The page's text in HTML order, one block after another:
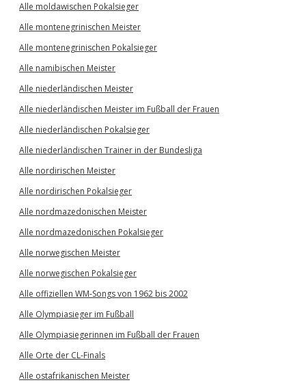
Alle moldawischen Pokalsieger
Alle montenegrinischen Meister
Alle montenegrinischen Pokalsieger
Alle namibischen Meister
Alle niederländischen Meister
Alle niederländischen Meister im Fußball der Frauen
Alle niederländischen Pokalsieger
Alle niederländischen Trainer in der Bundesliga
Alle nordirischen Meister
Alle nordirischen Pokalsieger
Alle nordmazedonischen Meister
Alle nordmazedonischen Pokalsieger
Alle norwegischen Meister
Alle norwegischen Pokalsieger
Alle offiziellen WM-Songs von 1962 bis 2002
Alle Olympiasieger im Fußball
Alle Olympiasiegerinnen im Fußball der Frauen
Alle Orte der CL-Finals
Alle ostafrikanischen Meister